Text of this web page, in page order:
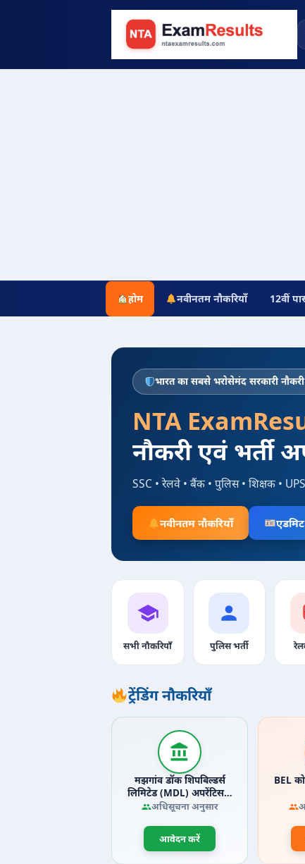
होम नवीनतम नौकरियाँ 12वीं
भारत का सबसे भरोसेमंद सरकारी नौकरी
NTA
नौकरी एवं भर्ती
SSC • रेलवे • बैंक • पुलिस • शिक्षक •
नवीनतम नौकरियाँ एडमिट
सभी नौकरियाँ पुलिस भर्ती
ट्रेंडिंग नौकरियाँ
मझगांव डॉक शिपबिल्डर्स
लिमिटेड (MDL) अपरेंटिस…
अधिसूचना अनुसार
आवेदन करें
BEL